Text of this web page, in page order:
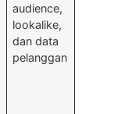
audience,
lookalike,
dan data
pelanggan